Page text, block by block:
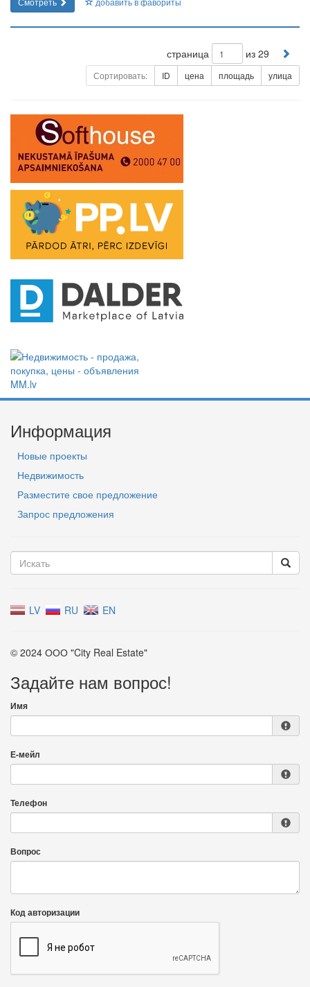
страница из 29
Сортировать: ID цена площадь улица
Информация
Новые проекты
Недвижимость
Разместите свое предложение
Запрос предложения
LV RU EN
© 2024 ООО "City Real Estate"
Задайте нам вопрос!
Имя
Е-мейл
Телефон
Вопрос
Код авторизации